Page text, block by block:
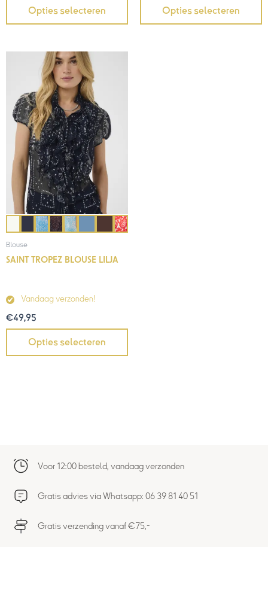
Opties selecteren Opties selecteren
Blouse
SAINT TROPEZ BLOUSE LILJA
Vandaag verzonden!
€49,95
Opties selecteren
Voor 12:00 besteld, vandaag verzonden
Gratis advies via Whatsapp: 06 39 81 40 51
Gratis verzending vanaf €75,-